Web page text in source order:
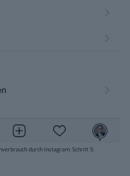
durch Instagram. Schritt 5.